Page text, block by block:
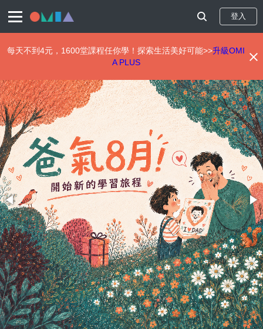
至
主
內
容
登入
每天不到4元，1600堂課程任你學！探索生活美好可能>>升級OMI
A PLUS